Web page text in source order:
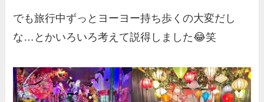
でも旅行中ずっとヨーヨー持ち歩くの大変だし
な…とかいろいろ考えて説得しました😂笑